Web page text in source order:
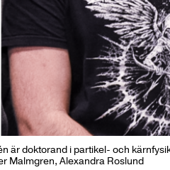
är doktorand i partikel- och
Malmgren, Alexandra Roslund